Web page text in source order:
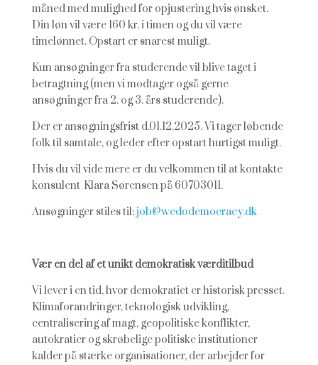
måned med mulighed for opjustering hvis ønsket.
Din løn vil være 160 kr. i timen og du vil være
timelønnet. Opstart er snarest muligt.
Kun ansøgninger fra studerende vil blive taget i
betragtning (men vi modtager også gerne
ansøgninger fra 2. og 3. års studerende).
Der er ansøgningsfrist d.01.12.2025. Vi tager løbende
folk til samtale, og leder efter opstart hurtigst muligt.
Hvis du vil vide mere er du velkommen til at kontakte
konsulent Klara Sørensen på 60703011.
Ansøgninger stiles til:job@wedodemocracy.dk
Vær en del af et unikt demokratisk værditilbud
Vi lever i en tid, hvor demokratiet er historisk presset.
Klimaforandringer, teknologisk udvikling,
centralisering af magt, geopolitiske konflikter,
autokratier og skrøbelige politiske institutioner
kalder på stærke organisationer, der arbejder for